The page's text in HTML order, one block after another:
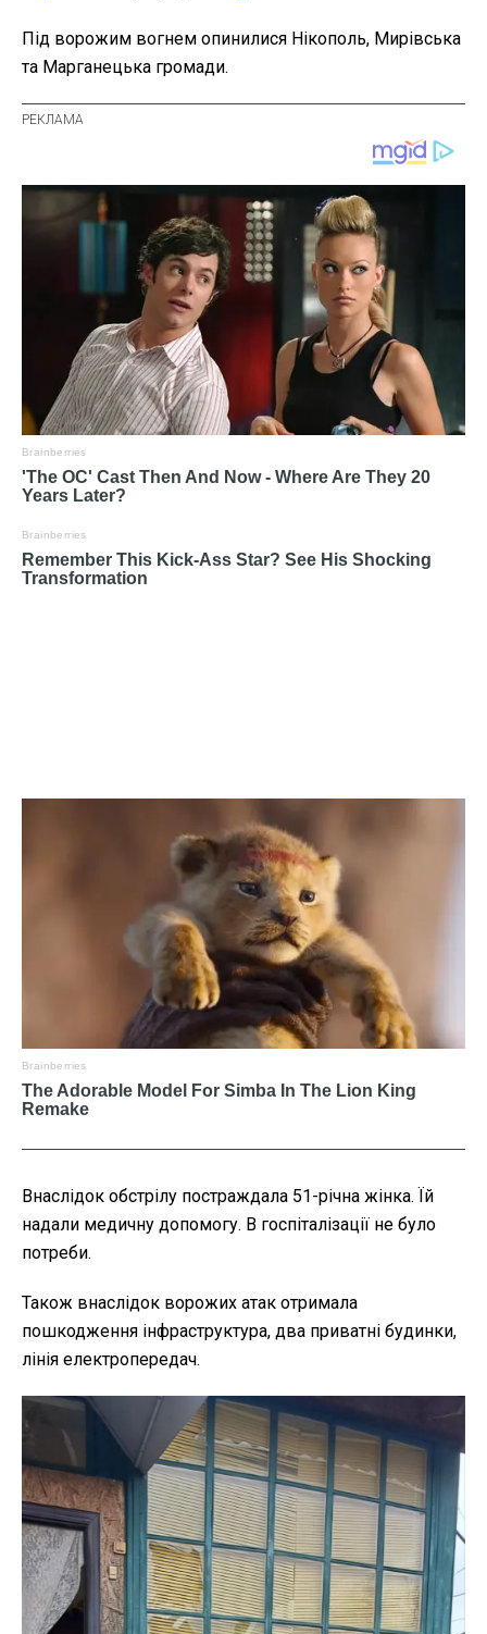
Під ворожим вогнем опинилися Нікополь, Мирівська
та Марганецька громади.
Внаслідок обстрілу постраждала 51-річна жінка. Їй
надали медичну допомогу. В госпіталізації не було
потреби.
Також внаслідок ворожих атак отримала
пошкодження інфраструктура, два приватні будинки,
лінія електропередач.